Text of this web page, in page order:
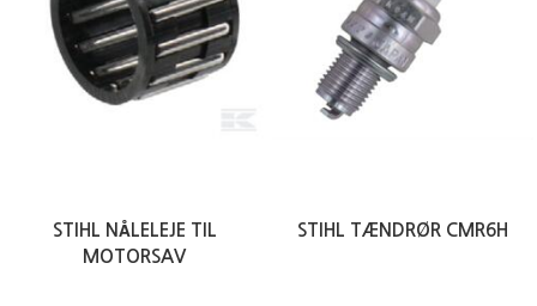
STIHL NÅLELEJE TIL
MOTORSAV
STIHL TÆNDRØR CMR6H